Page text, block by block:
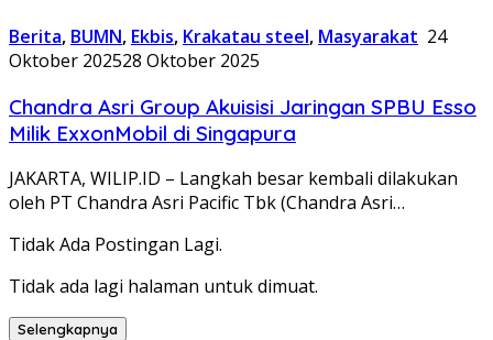
Berita, BUMN, Ekbis, Krakatau steel, Masyarakat 24
Oktober 202528 Oktober 2025
Chandra Asri Group Akuisisi Jaringan SPBU Esso
Milik ExxonMobil di Singapura
JAKARTA, WILIP.ID – Langkah besar kembali dilakukan
oleh PT Chandra Asri Pacific Tbk (Chandra Asri…
Tidak Ada Postingan Lagi.
Tidak ada lagi halaman untuk dimuat.
Selengkapnya